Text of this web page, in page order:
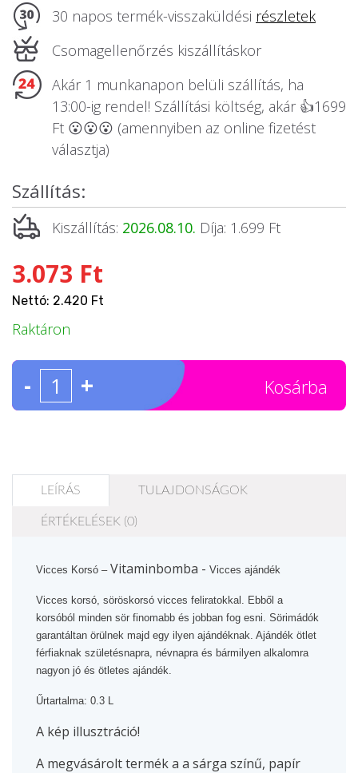
30 napos termék-visszaküldési részletek
Csomagellenőrzés kiszállításkor
Akár 1 munkanapon belüli szállítás, ha
13:00-ig rendel! Szállítási költség, akár 👍1699
Ft 😮😮😮 (amennyiben az online fizetést
választja)
Szállítás:
Kiszállítás: 2026.08.10. Díja: 1.699 Ft
3.073 Ft
Nettó: 2.420 Ft
Raktáron
- + Kosárba
LEÍRÁS TULAJDONSÁGOK
ÉRTÉKELÉSEK (0)
Vicces Korsó – Vitaminbomba - Vicces ajándék
Vicces korsó, söröskorsó vicces feliratokkal. Ebből a
korsóból minden sör finomabb és jobban fog esni. Sörimádók
garantáltan örülnek majd egy ilyen ajándéknak. Ajándék ötlet
férfiaknak születésnapra, névnapra és bármilyen alkalomra
nagyon jó és ötletes ajándék.
Űrtartalma: 0.3 L
A kép illusztráció!
A megvásárolt termék a a sárga színű, papír